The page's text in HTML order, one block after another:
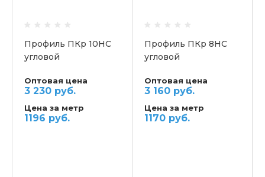
Профиль ПКр 10НС
угловой
Оптовая цена
3 230 руб.
Цена за метр
1196 руб.
Профиль ПКр 8НС
угловой
Оптовая цена
3 160 руб.
Цена за метр
1170 руб.